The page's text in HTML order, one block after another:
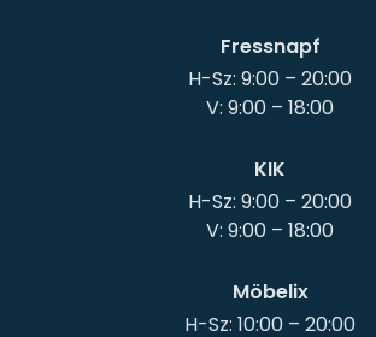
Fressnapf
H-Sz: 9:00 – 20:00
KIK
H-Sz: 9:00 – 20:00
Möbelix
H-Sz: 10:00 – 20:00